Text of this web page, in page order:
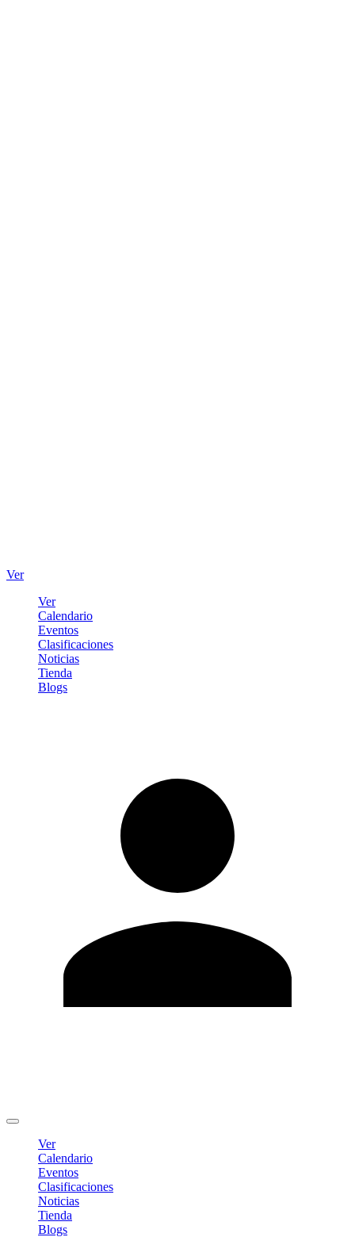
Ver
Ver
Calendario
Eventos
Clasificaciones
Noticias
Tienda
Blogs
Ver
Calendario
Eventos
Clasificaciones
Noticias
Tienda
Blogs